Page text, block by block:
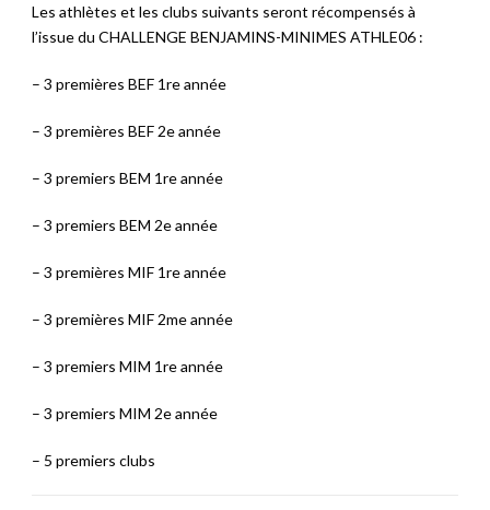
Les athlètes et les clubs suivants seront récompensés à
l’issue du CHALLENGE BENJAMINS-MINIMES ATHLE06 :
– 3 premières BEF 1re année
– 3 premières BEF 2e année
– 3 premiers BEM 1re année
– 3 premiers BEM 2e année
– 3 premières MIF 1re année
– 3 premières MIF 2me année
– 3 premiers MIM 1re année
– 3 premiers MIM 2e année
– 5 premiers clubs